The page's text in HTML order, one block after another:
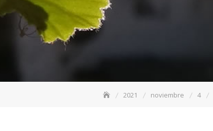
2021 noviembre 4